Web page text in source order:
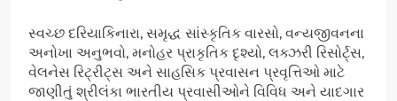
સ્વચ્છ દરિયાકિનારા, સમૃદ્ધ સાંસ્કૃતિક વારસો, વન્યજીવનના
અનોખા અનુભવો, મનોહર પ્રાકૃતિક દૃશ્યો, લક્ઝરી રિસોર્ટ્સ,
વેલનેસ રિટ્રીટ્સ અને સાહસિક પ્રવાસન પ્રવૃત્તિઓ માટે
જાણીતું શ્રીલંકા ભારતીય પ્રવાસીઓને વિવિધ અને યાદગાર